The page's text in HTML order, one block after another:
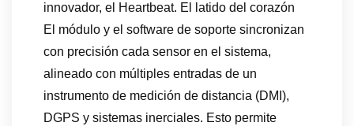
innovador, el Heartbeat. El latido del corazón
El módulo y el software de soporte sincronizan
con precisión cada sensor en el sistema,
alineado con múltiples entradas de un
instrumento de medición de distancia (DMI),
DGPS y sistemas inerciales. Esto permite